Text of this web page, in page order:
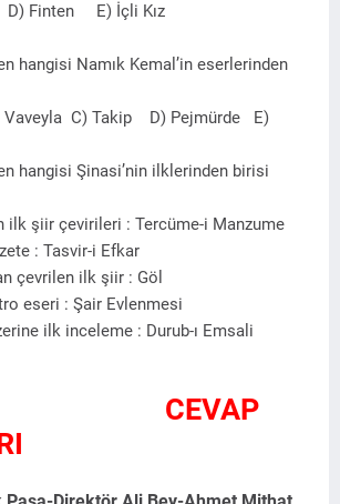
Finten E) İçli Kız
hangisi Namık Kemal’in eserlerinden
C) Takip D) Pejmürde E)
hangisi Şinasi’nin ilklerinden birisi
ilk şiir çevirileri : Tercüme-i Manzume
: Tasvir-i Efkar
çevrilen ilk şiir : Göl
eseri : Şair Evlenmesi
ilk inceleme : Durub-ı Emsali
CEVAP